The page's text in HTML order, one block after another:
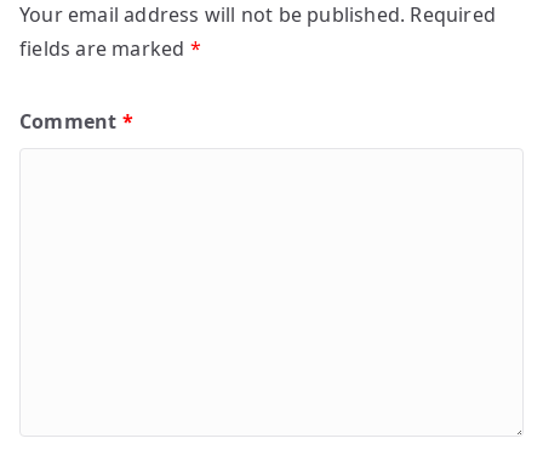
Your email address will not be published. Required
fields are marked *
Comment *